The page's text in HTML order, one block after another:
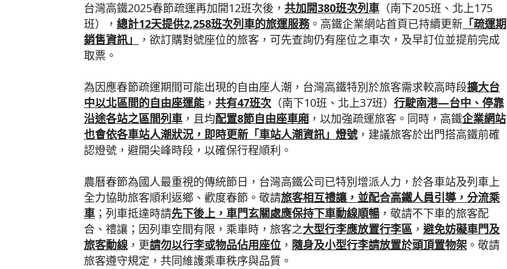
台灣高鐵2025春節疏運再加開12班次後， 共加開380班次列車 （南下205班、北上175
班）， 總計12天提供2,258班次列車的旅運服務。高鐵企業網站首頁已持續更新 「疏運期
銷售資訊」
，欲訂購對號座位的旅客，可先查詢仍有座位之車次，及早訂位並提前完成
取票。
為因應春節疏運期間可能出現的自由座人潮，台灣高鐵特別於旅客需求較高時段擴大台
中以北區間的自由座運能 ， 共有47班次 （南下10班、北上37班） 行駛南港—台中、停靠
沿途各站之區間列車 ，且均配置8節自由座車廂 ，以加強疏運旅客。同時，高鐵企業網站
也會依各車站人潮狀況，即時更新「車站人潮資訊」燈號，建議旅客於出門搭高鐵前確
認燈號，避開尖峰時段，以確保行程順利。
農曆春節為國人最重視的傳統節日，台灣高鐵公司已特別增派人力，於各車站及列車上
全力協助旅客順利返鄉、歡度春節。敬請旅客相互禮讓，並配合高鐵人員引導，分流乘
車 ；列車抵達時請先下後上，車門玄關處應保持下車動線順暢 ，敬請不下車的旅客配
合、禮讓；因列車空間有限，乘車時，旅客之大型行李應放置行李區 ， 避免妨礙車門及
旅客動線，更請勿以行李或物品佔用座位 ， 隨身及小型行李請放置於頭頂置物架 。敬請
旅客遵守規定，共同維護乘車秩序與品質。